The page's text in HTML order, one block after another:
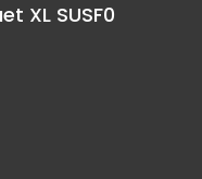
XL SUSF0